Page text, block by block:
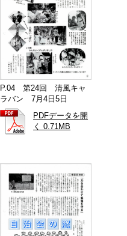
P.04 第24回 清風キャ
ラバン 7月4日5日
PDFデータを開
く 0.71MB